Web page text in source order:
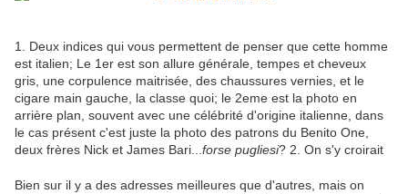
1. Deux indices qui vous permettent de penser que cette homme
est italien; Le 1er est son allure générale, tempes et cheveux
gris, une corpulence maitrisée, des chaussures vernies, et le
cigare main gauche, la classe quoi; le 2eme est la photo en
arrière plan, souvent avec une célébrité d'origine italienne, dans
le cas présent c'est juste la photo des patrons du Benito One,
deux frères Nick et James Bari... forse pugliesi? 2. On s'y croirait
Bien sur il y a des adresses meilleures que d'autres, mais on